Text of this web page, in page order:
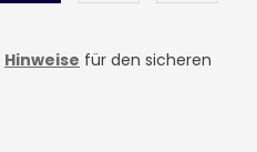
Hinweise für den sicheren